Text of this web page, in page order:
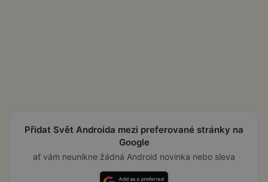
Přidat Svět Androida mezi preferované stránky na
Google
ať vám neunikne žádná Android novinka nebo sleva